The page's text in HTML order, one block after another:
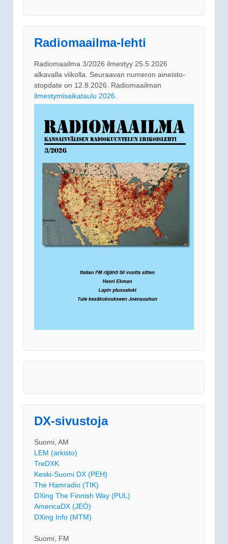
Radiomaailma-lehti
Radiomaailma 3/2026 ilmestyy 25.5.2026
alkavalla viikolla. Seuraavan numeron aineisto-
stopdate on 12.8.2026. Radiomaailman
ilmestymisaikataulu 2026.
DX-sivustoja
Suomi, AM
LEM (arkisto)
TreDXK
Keski-Suomi DX (PEH)
The Hamradio (TIK)
DXing The Finnish Way (PUL)
AmericaDX (JEÖ)
DXing Info (MTM)
Suomi, FM